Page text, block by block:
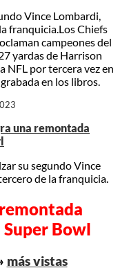
Vince Lombardi,
franquicia.Los Chiefs
campeones del
yardas de Harrison
NFL por tercera vez en
en los libros.
una remontada
su segundo Vince
de la franquicia.
Bowl
más vistas